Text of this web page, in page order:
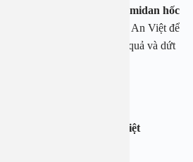
viêm amidan hốc
bé tới bệnh viện Đa khoa An Việt để
chữa bệnh một cách hiệu quả và dứt
đến an tâm của người Việt